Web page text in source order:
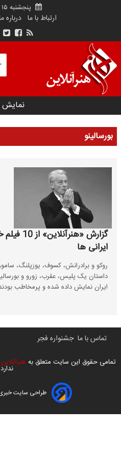
پنجشنبه ۱۵ مرداد ۱۴۰۵
ارتباط با ما درباره
نمایش
بورسالینو
گزارش
ایرانی ها
روکو و برادرانش، کسوف، یوزپلنگ،
ایران نمایش داده شده و پرمخاطب
تماس با ما جشنواره فجر
تمامی حقوق این سایت متعلق به هنرآنلاین
ندارد
طراحی سایت خبری